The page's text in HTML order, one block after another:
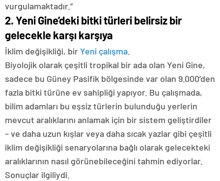
vurgulamaktadır.”
2. Yeni Gine’deki bitki türleri belirsiz bir
gelecekle karşı karşıya
İklim değişikliği, birYeni çalışma
Biyolojik olarak çeşitli tropikal bir ada olan Yeni Gine,
sadece bu Güney Pasifik bölgesinde var olan 9.000’den
fazla bitki türüne ev sahipliği yapıyor. Bu çalışmada,
bilim adamları bu eşsiz türlerin bulunduğu yerlerin
mevcut aralıklarını anlamak için bir sistem geliştirdiler
– ve daha uzun kışlar veya daha sıcak yazlar gibi çeşitli
iklim değişikliği senaryolarına bağlı olarak gelecekteki
aralıklarının nasıl görünebileceğini tahmin ediyorlar.
Sonuçlar ilgiliydi.